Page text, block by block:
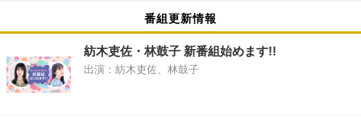
番組更新情報
紡木吏佐・林鼓子 新番組始めます!!
出演：紡木吏佐、林鼓子